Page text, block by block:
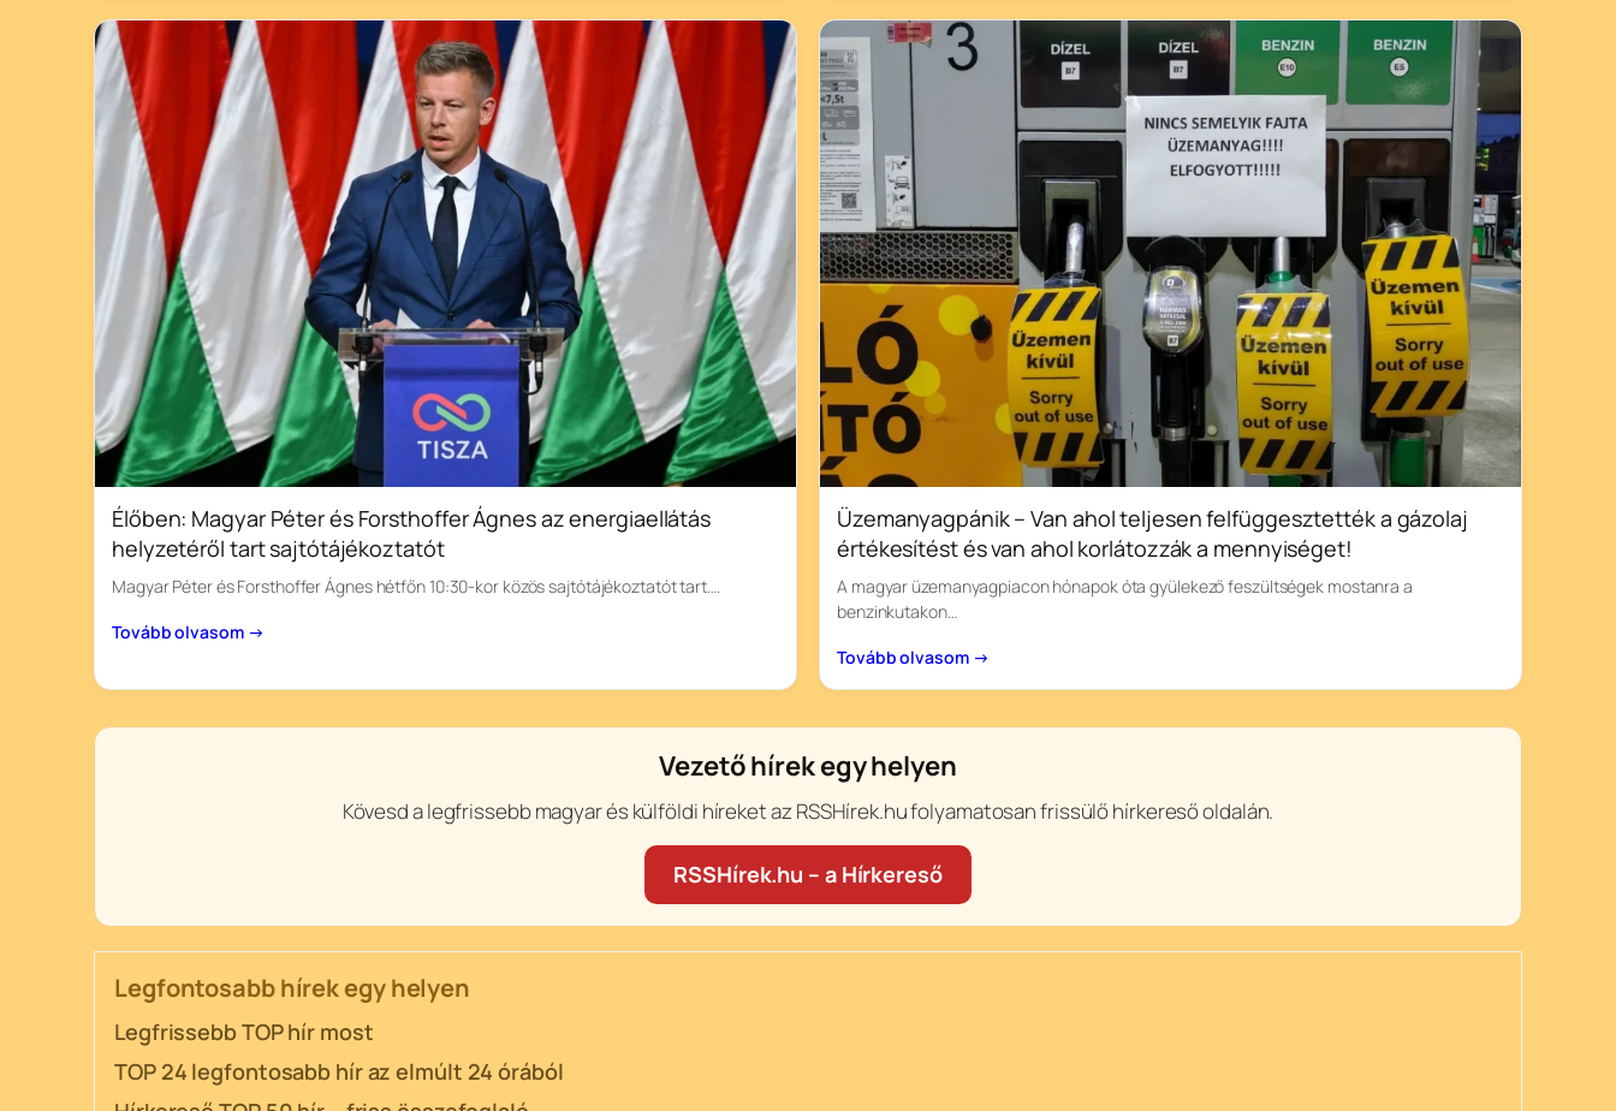
Élőben: Magyar Péter és Forsthoffer Ágnes az energiaellátás
helyzetéről tart sajtótájékoztatót
Magyar Péter és Forsthoffer Ágnes hétfőn 10:30-kor közös sajtótájékoztatót tart….
Tovább olvasom →
Üzemanyagpánik – Van ahol teljesen felfüggesztették a gázolaj
értékesítést és van ahol korlátozzák a mennyiséget!
A magyar üzemanyagpiacon hónapok óta gyülekező feszültségek mostanra a
benzinkutakon…
Tovább olvasom →
Vezető hírek egy helyen
Kövesd a legfrissebb magyar és külföldi híreket az RSSHírek.hu folyamatosan frissülő hírkereső oldalán.
RSSHírek.hu – a Hírkereső
Legfontosabb hírek egy helyen
Legfrissebb TOP hír most
TOP 24 legfontosabb hír az elmúlt 24 órából